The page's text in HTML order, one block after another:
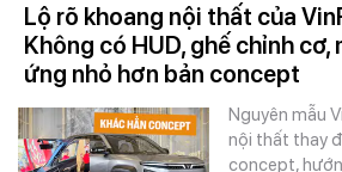
Lộ rõ khoang nội thất của
Không có HUD, ghế chỉnh cơ,
ứng nhỏ hơn bản concept
Nguyên mẫu
nội thất thay
concept,